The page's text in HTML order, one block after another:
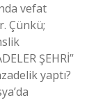
vefat
Çünkü;
ŞEHRİ”
yaptı?